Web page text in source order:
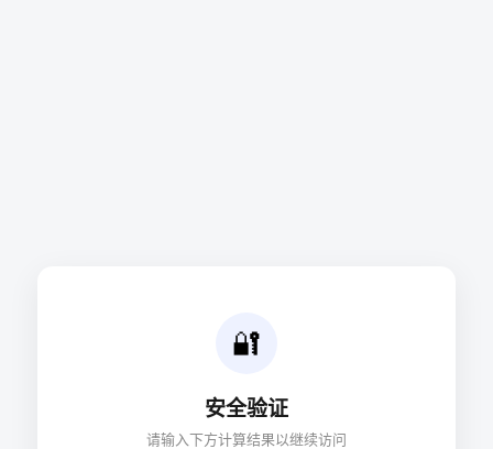
🔐
安全验证
请输入下方计算结果以继续访问